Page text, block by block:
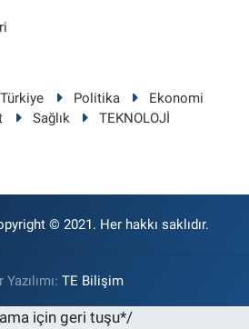
Türkiye Politika
Ekonomi
Sağlık
TEKNOLOJİ
© 2021. Her hakkı saklıdır.
TE Bilişim
için geri tuşu*/